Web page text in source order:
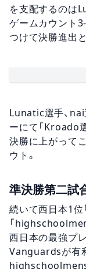
を支配するのは
ゲームカウント
つけて決勝進出と
Lunatic選手、
ーにて「Kroado
決勝に上がって
ウト。
準決勝第二試
続いて西日本1位
「
西日本の最強プ
Vanguardsが有
highschoolmens